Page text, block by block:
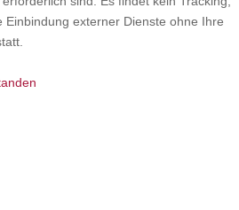
Einbindung externer Dienste ohne Ihre